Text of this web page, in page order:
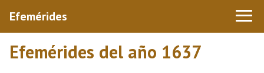
Efemérides
Efemérides del año 1637